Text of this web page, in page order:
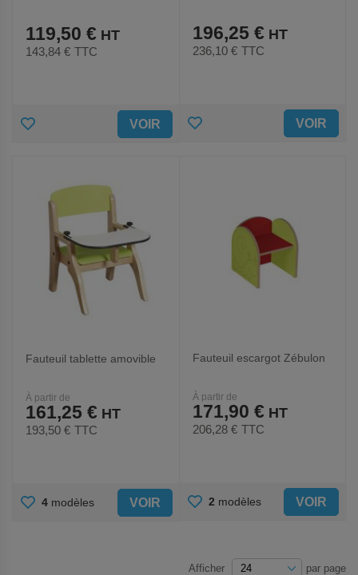
119,50 €
143,84 € TTC
AJOUTER VOIR
196,25 €
236,10 € TTC
AJOUTER VOIR
Fauteuil tablette amovible
À partir de
161,25 €
193,50 € TTC
AJOUTER
4 modèles VOIR
Fauteuil escargot Zébulon
À partir de
171,90 €
206,28 € TTC
AJOUTER
FAVORIS
2 modèles VOIR
Afficher par page